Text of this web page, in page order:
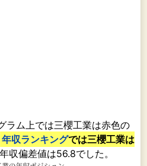
ラム上では三櫻工業は赤色の
年収ランキングでは三櫻工業は
収偏差値は56.8でした。